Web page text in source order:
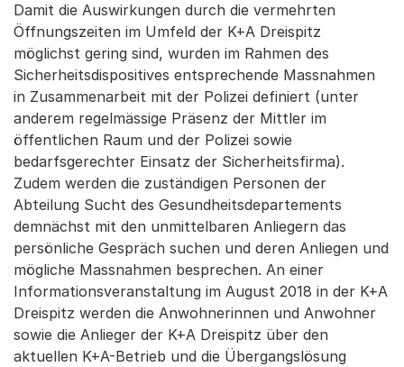
Damit die Auswirkungen durch die vermehrten
Öffnungszeiten im Umfeld der K+A Dreispitz
möglichst gering sind, wurden im Rahmen des
Sicherheitsdispositives entsprechende Massnahmen
in Zusammenarbeit mit der Polizei definiert (unter
anderem regelmässige Präsenz der Mittler im
öffentlichen Raum und der Polizei sowie
bedarfsgerechter Einsatz der Sicherheitsfirma).
Zudem werden die zuständigen Personen der
Abteilung Sucht des Gesundheitsdepartements
demnächst mit den unmittelbaren Anliegern das
persönliche Gespräch suchen und deren Anliegen und
mögliche Massnahmen besprechen. An einer
Informationsveranstaltung im August 2018 in der K+A
Dreispitz werden die Anwohnerinnen und Anwohner
sowie die Anlieger der K+A Dreispitz über den
aktuellen K+A-Betrieb und die Übergangslösung